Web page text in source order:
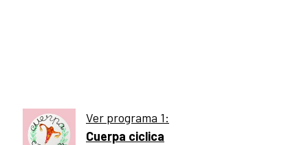
Ver programa 1:
Cuerpa ciclica